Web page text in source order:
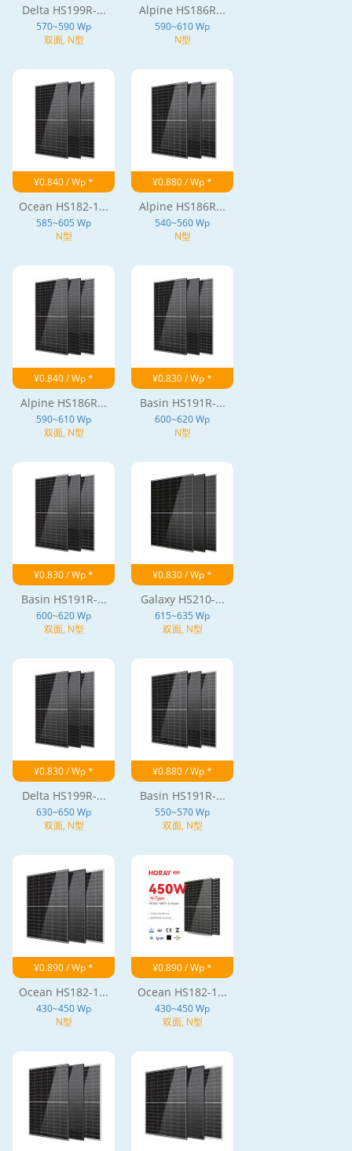
Delta HS199R-...
570~590 Wp
双面, N型
Alpine HS186R...
590~610 Wp
N型
¥0.840 / Wp *
Ocean HS182-1...
585~605 Wp
N型
¥0.880 / Wp *
Alpine HS186R...
540~560 Wp
N型
¥0.840 / Wp *
Alpine HS186R...
590~610 Wp
双面, N型
¥0.830 / Wp *
Basin HS191R-...
600~620 Wp
N型
¥0.830 / Wp *
Basin HS191R-...
600~620 Wp
双面, N型
¥0.830 / Wp *
Galaxy HS210-...
615~635 Wp
双面, N型
¥0.830 / Wp *
Delta HS199R-...
630~650 Wp
双面, N型
¥0.880 / Wp *
Basin HS191R-...
550~570 Wp
双面, N型
¥0.890 / Wp *
Ocean HS182-1...
430~450 Wp
N型
¥0.890 / Wp *
Ocean HS182-1...
430~450 Wp
双面, N型